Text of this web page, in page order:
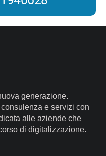
generazione.
e servizi con
alle aziende che
di digitalizzazione.